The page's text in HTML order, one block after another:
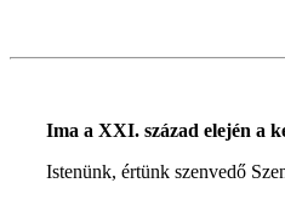
Ima a XXI. század elején a
Istenünk, értünk szenvedő